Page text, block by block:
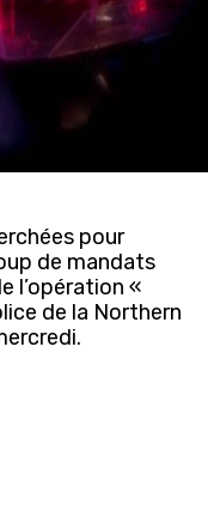
pour
de mandats
l’opération «
de la Northern